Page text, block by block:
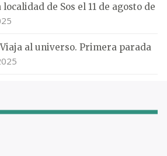
de Sos el 11 de agosto de
al universo. Primera parada